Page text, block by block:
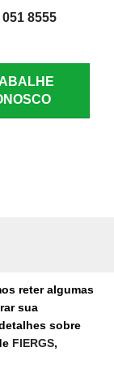
reter algumas
sua
sobre
FIERGS,
8555